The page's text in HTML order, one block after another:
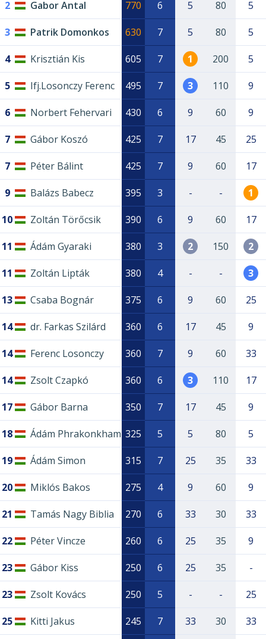
2 Gabor Antal 770 6 5 80 5
3 Patrik Domonkos 630 7 5 80 5
4 Krisztián Kis 605 7 1 200 5
5 Ifj.Losonczy Ferenc 495 7 3 110 9
6 Norbert Fehervari 430 6 9 60 9
7 Gábor Koszó 425 7 17 45 25
7 Péter Bálint 425 7 9 60 17
9 Balázs Babecz 395 3 - - 1
10 Zoltán Törőcsik 390 6 9 60 17
11 Ádám Gyaraki 380 3 2 150 2
11 Zoltán Lipták 380 4 - - 3
13 Csaba Bognár 375 6 9 60 25
14 dr. Farkas Szilárd 360 6 17 45 9
14 Ferenc Losonczy 360 7 9 60 33
14 Zsolt Czapkó 360 6 3 110 17
17 Gábor Barna 350 7 17 45 9
18 Ádám Phrakonkham 325 5 5 80 5
19 Ádám Simon 315 7 25 35 33
20 Miklós Bakos 275 4 9 60 9
21 Tamás Nagy Biblia 270 6 33 30 33
22 Péter Vincze 260 6 25 35 9
23 Gábor Kiss 250 6 25 35 -
23 Zsolt Kovács 250 5 - - 25
25 Kitti Jakus 245 7 33 30 33